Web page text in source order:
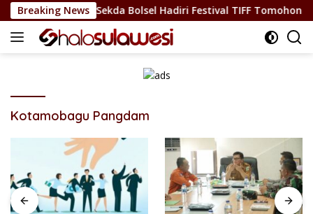
Langsung
ke
konten
Breaking News
Budaya, Sekda Bolsel Hadiri Festival TIFF Tomohon
Kotamobagu Pangdam